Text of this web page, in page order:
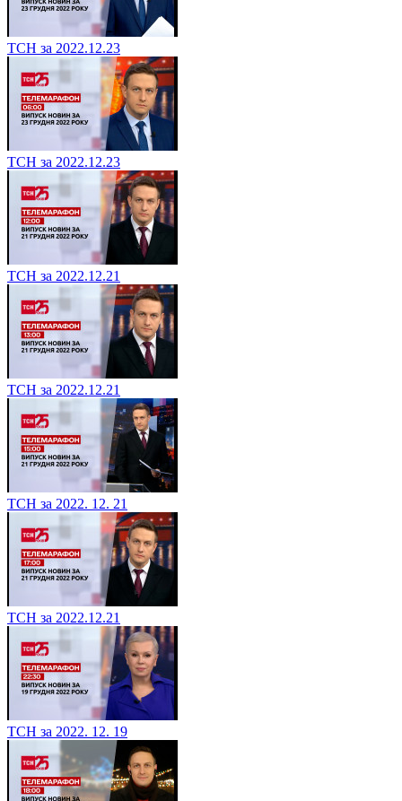
ТСН за 2022.12.23
ТСН за 2022.12.23
ТСН за 2022.12.21
ТСН за 2022.12.21
ТСН за 2022. 12. 21
ТСН за 2022.12.21
ТСН за 2022. 12. 19